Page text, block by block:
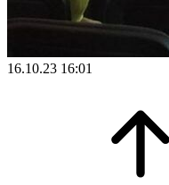
16.10.23 16:01